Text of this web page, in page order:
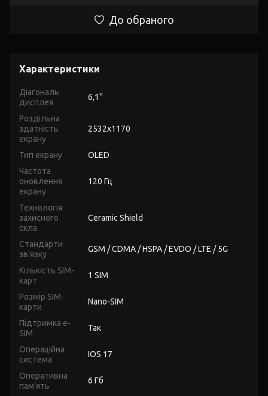
До обраного
Характеристики
Діагональ
дисплея
6,1''
Роздільна
здатність
екрану
2532x1170
Тип екрану
OLED
Частота
оновлення
екрану
120 Гц
Технологія
захисного
скла
Ceramic Shield
Стандарти
зв'язку
GSM / CDMA / HSPA / EVDO / LTE / 5G
Кількість SIM-
карт
1 SIM
Розмір SIM-
карти
Nano-SIM
Підтримка e-
SIM
Так
Операційна
система
IOS 17
Оперативна
пам'ять
6 Гб